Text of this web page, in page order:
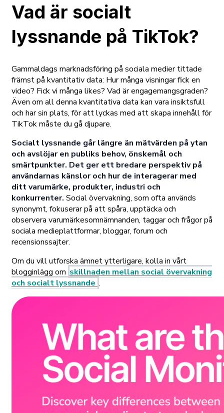
Vad är socialt
lyssnande på TikTok?
Gammaldags marknadsföring på sociala medier tittade
främst på kvantitativ data: Hur många visningar fick en
video? Fick vi många likes? Vad är engagemangsgraden?
Även om all denna kvantitativa data kan vara insiktsfull
och har sin plats, för att lyckas med att skapa innehåll för
TikTok måste du gå djupare.
Socialt lyssnande går längre än mätvärden på ytan
och avslöjar en publiks behov, önskemål och
smärtpunkter. Det ger ett bredare perspektiv på
användarnas känslor och hur de interagerar med
ditt varumärke, produkter, industri och
konkurrenter. Social övervakning, som ofta används
synonymt, fokuserar på att spåra, upptäcka och
observera varumärkesomnämnanden, taggar och frågor på
sociala medieplattformar, bloggar, forum och
recensionssajter.
Om du vill utforska ämnet ytterligare, kolla in vårt
blogginlägg om skillnaden mellan social övervakning
och socialt lyssnande.